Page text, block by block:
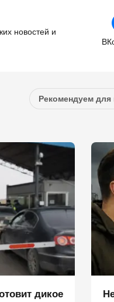
новостей и
Рекомендуем для
дикое